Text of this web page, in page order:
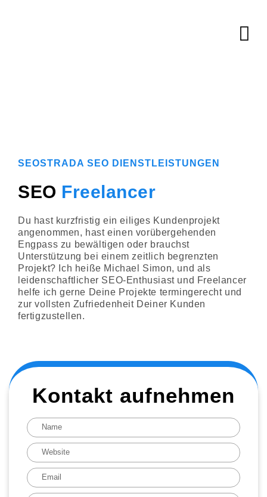
SEOSTRADA SEO DIENSTLEISTUNGEN
SEO Freelancer
Du hast kurzfristig ein eiliges Kundenprojekt
angenommen, hast einen vorübergehenden
Engpass zu bewältigen oder brauchst
Unterstützung bei einem zeitlich begrenzten
Projekt? Ich heiße Michael Simon, und als
leidenschaftlicher SEO-Enthusiast und Freelancer
helfe ich gerne Deine Projekte termingerecht und
zur vollsten Zufriedenheit Deiner Kunden
fertigzustellen.
Kontakt aufnehmen